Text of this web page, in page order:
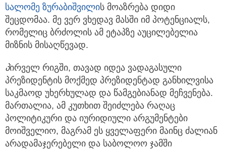
სალომე ზურაბიშვილის მოაზრება დიდი
შეცდომაა. მე ვერ ვხედავ მასში იმ პოტენციალს,
რომელიც ბრძოლის ამ ეტაპზე აუცილებელია
მიზნის მისაღწევად.
პირველ რიგში, თავად იდეა ვადაგასული
პრეზიდენტის მოქმედ პრეზიდენტად განხილვისა
საკმაოდ უხერხულად და წამგებიანად მეჩვენება.
მართალია, ამ კუთხით შეიძლება რაღაც
პოლიტიკური და იურიდიული არგუმენტები
მოიშველიო, მაგრამ ეს ყველაფერი მაინც ძალიან
არადამაჯერებელი და საბოლოო ჯამში